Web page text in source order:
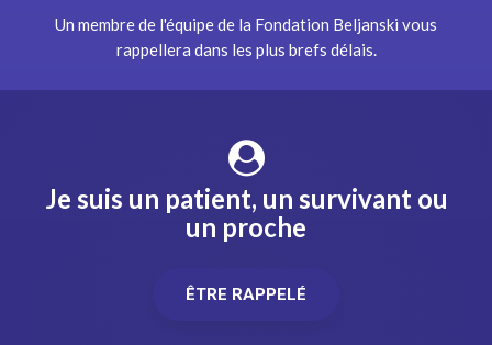
Un membre de l'équipe de la Fondation Beljanski vous
rappellera dans les plus brefs délais.
Je suis un patient, un survivant ou
un proche
ÊTRE RAPPELÉ